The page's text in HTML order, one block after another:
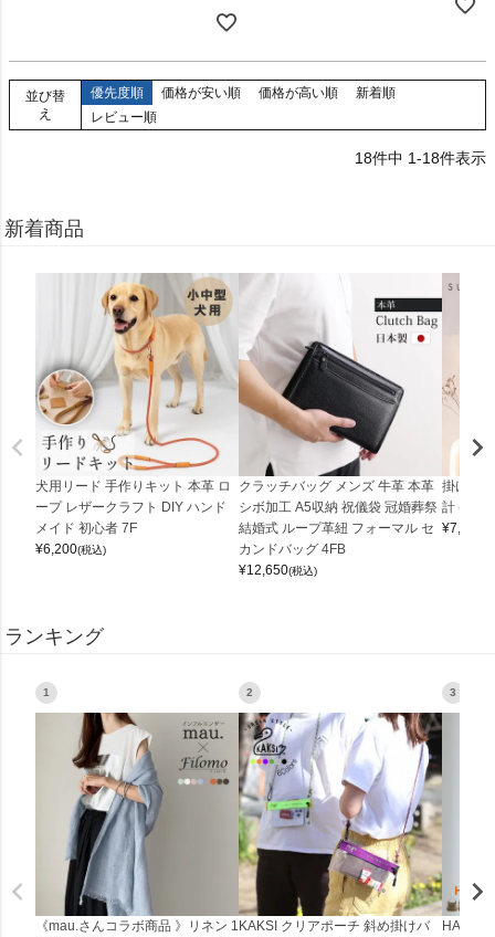
並び替
え
優先度順 価格が安い順 価格が高い順
新着順
レビュー順
18件中 1-18件表示
新着商品
犬用リード 手作りキット 本革 ロ
ープ レザークラフト DIY ハンド
メイド 初心者 7F
¥6,200(税込)
クラッチバッグ メンズ 牛革 本革
シボ加工 A5収納 祝儀袋 冠婚葬祭
結婚式 ループ革紐 フォーマル セ
カンドバッグ 4FB
¥12,650(税込)
掛け時
計
¥7,150
ランキング
1
《mau.さんコラボ商品 》リネン 1
2
KAKSI クリアポーチ 斜め掛けバ
3